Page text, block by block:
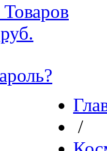
Товаров
руб.
/